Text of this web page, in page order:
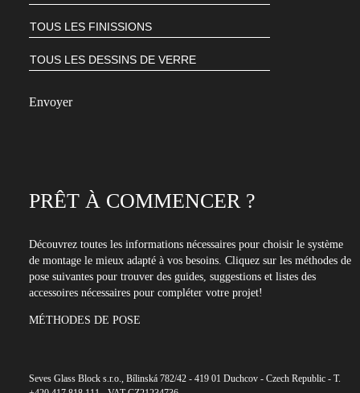
PRÊT À COMMENCER ?
Découvrez toutes les informations nécessaires pour choisir le système
de montage le mieux adapté à vos besoins. Cliquez sur les méthodes de
pose suivantes pour trouver des guides, suggestions et listes des
accessoires nécessaires pour compléter votre projet!
MÉTHODES DE POSE
Seves Glass Block s.r.o., Bílinská 782/42 - 419 01 Duchcov - Czech Republic - T.